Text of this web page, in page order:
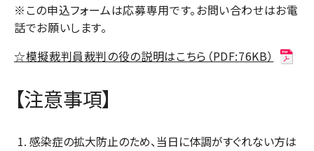
※この申込フォームは応募専用です。お問い合わせはお電
話でお願いします。
☆模擬裁判員裁判の役の説明はこちら（PDF:76KB）
【注意事項】
感染症の拡大防止のため、当日に体調がすぐれない方は